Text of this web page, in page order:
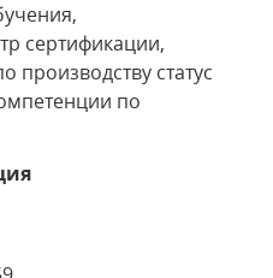
сертификации,
производству статус
по